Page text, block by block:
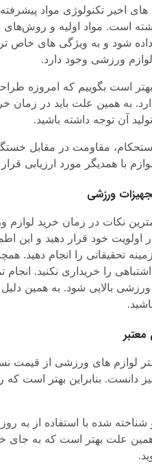
اخیر تکنولوژی مواد
است. مواد اولیه و روش‌های
شود و به ویژگی های خاص
ورزشی وجود دارد.
بهتر است بگوییم که امروزه
به همین علت باید در
آن توجه داشته باشید.
مقاومت در مقابل
با همدیگر مورد ارزیابی قرار
ورزشی
نکات در زمان خرید
در اولویت خود قرار دهید و
زمینه تحقیقاتی را انجام
اشتباهی را خریداری نکنید.
بالایی شود. به همین دلیل
لوازم های ورزشی از قیمت
دانست. بنابراین بهتر است که
شناخته شده با استفاده از به
علت بهتر است که به جای